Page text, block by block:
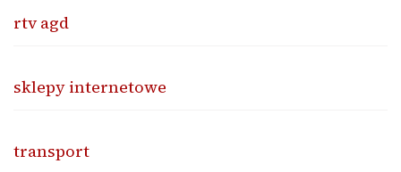
rtv agd
sklepy internetowe
transport